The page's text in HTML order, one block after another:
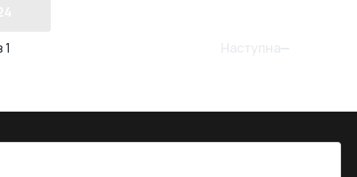
1 Наступна